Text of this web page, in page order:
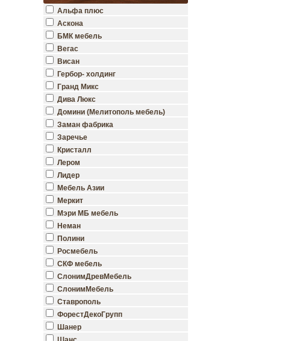
Альфа плюс
Аскона
БМК мебель
Вегас
Висан
Гербор- холдинг
Гранд Микс
Дива Люкс
Домини (Мелитополь мебель)
Заман фабрика
Заречье
Кристалл
Лером
Лидер
Мебель Азии
Меркит
Мэри МБ мебель
Неман
Полини
Росмебель
СКФ мебель
СлонимДревМебель
СлонимМебель
Ставрополь
ФорестДекоГрупп
Шанер